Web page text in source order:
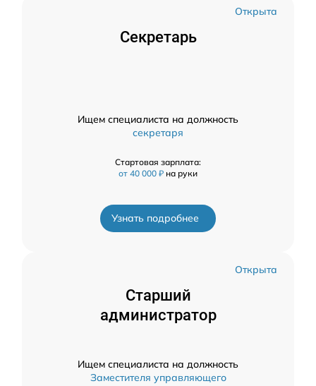
Открыта
Секретарь
Ищем специалиста на должность
секретаря
Стартовая зарплата:
от 40 000 ₽ на руки
Узнать подробнее
Открыта
Старший
администратор
Ищем специалиста на должность
Заместителя управляющего